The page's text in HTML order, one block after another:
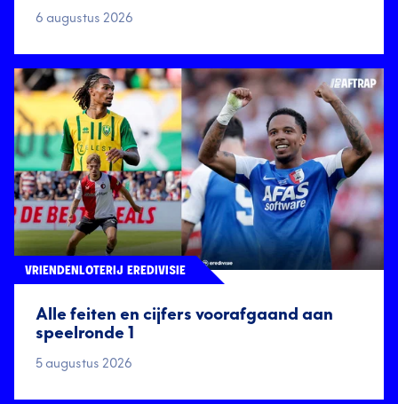
6 augustus 2026
Alle feiten en cijfers voorafgaand aan
speelronde 1
VRIENDENLOTERIJ EREDIVISIE
5 augustus 2026